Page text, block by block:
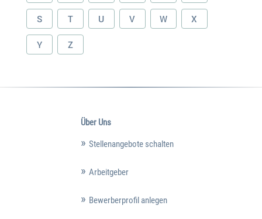
S T U V W X
Y Z
Über Uns
Stellenangebote schalten
Arbeitgeber
Bewerberprofil anlegen